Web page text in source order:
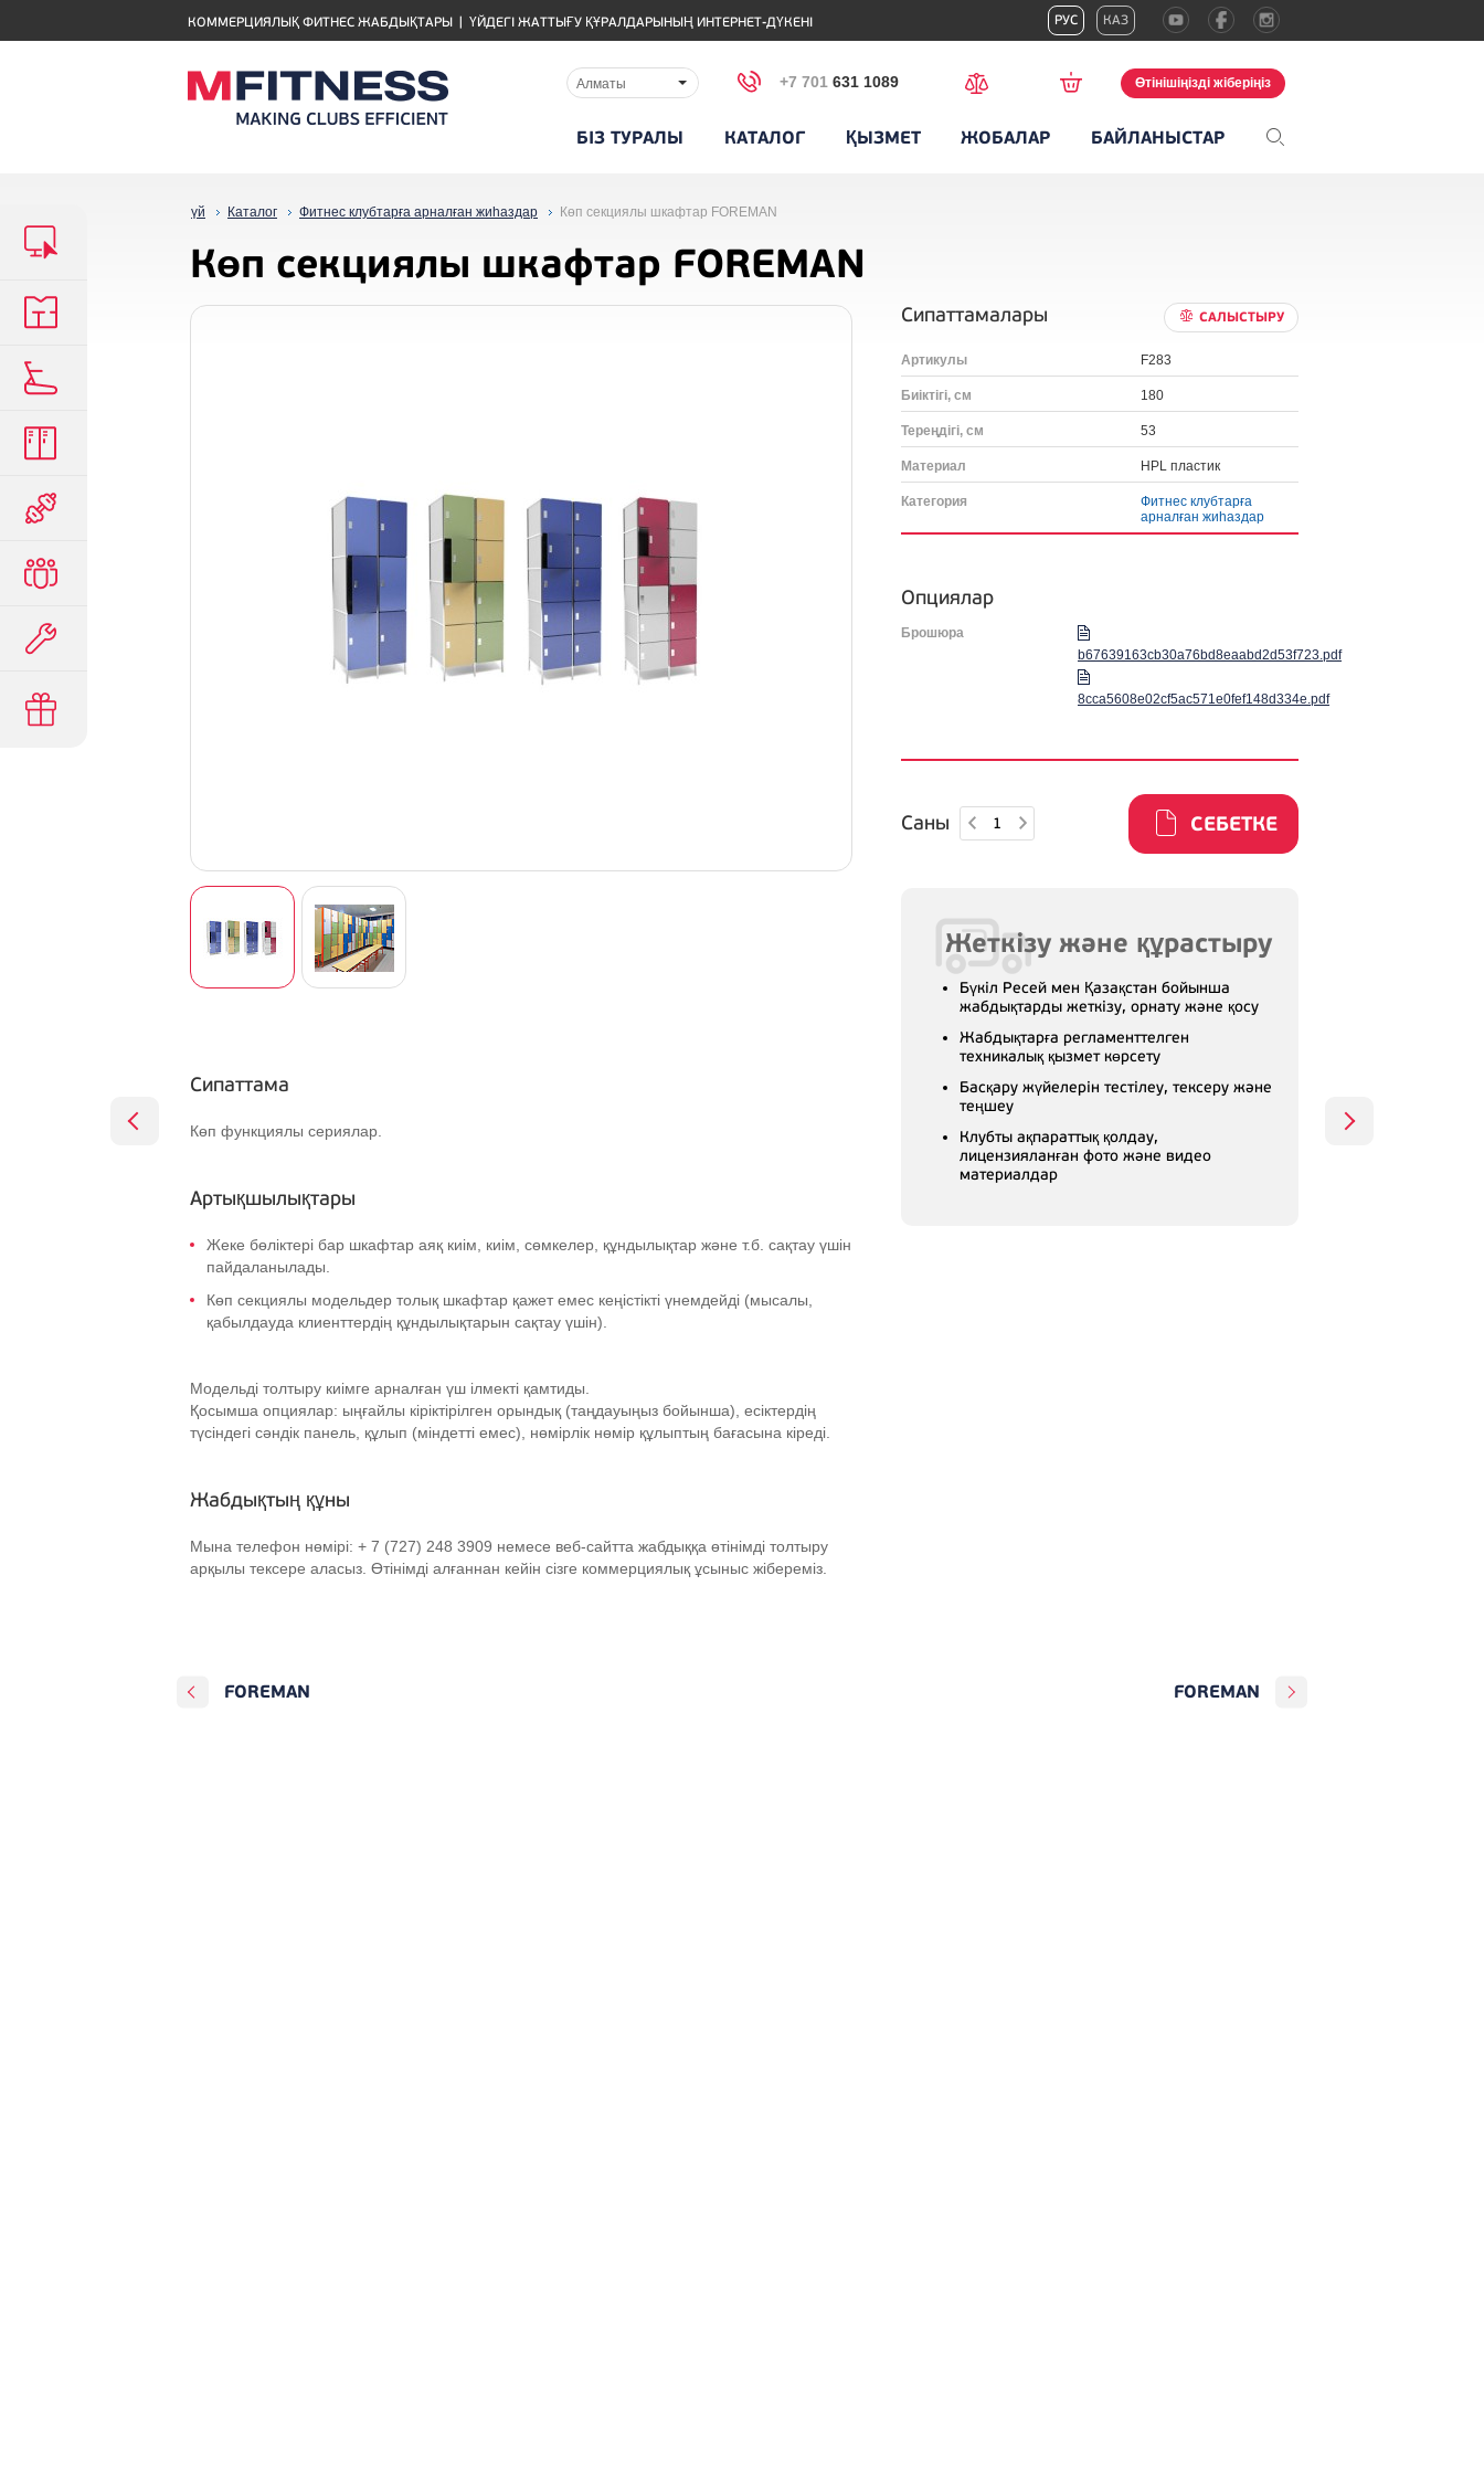
КОММЕРЦИЯЛЫҚ ФИТНЕС ЖАБДЫҚТАРЫ ҮЙДЕГІ ЖАТТЫҒУ ҚҰРАЛДАРЫНЫҢ ИНТЕРНЕТ-ДҮКЕНІ РУС КАЗ
Алматы +7 701 631 1089 Өтінішіңізді жіберіңіз
БІЗ ТУРАЛЫ КАТАЛОГ ҚЫЗМЕТ ЖОБАЛАР БАЙЛАНЫСТАР
үй Каталог Фитнес клубтарға арналған жиһаздар Көп секциялы шкафтар FOREMAN
Көп секциялы шкафтар FOREMAN
Сипаттамалары САЛЫСТЫРУ
Артикулы F283
Биіктігі, см 180
Тереңдігі, см 53
Материал HPL пластик
Категория
Фитнес клубтарға
арналған жиһаздар
Опциялар
Брошюра
b67639163cb30a76bd8eaabd2d53f723.pdf
8cca5608e02cf5ac571e0fef148d334e.pdf
Саны СЕБЕТКЕ
Жеткізу және құрастыру
Бүкіл Ресей мен Қазақстан бойынша
жабдықтарды жеткізу, орнату және қосу
Жабдықтарға регламенттелген
техникалық қызмет көрсету
Басқару жүйелерін тестілеу, тексеру және
теңшеу
Клубты ақпараттық қолдау,
лицензияланған фото және видео
материалдар
Сипаттама
Көп функциялы сериялар.
Артықшылықтары
Жеке бөліктері бар шкафтар аяқ киім, киім, сөмкелер, құндылықтар және т.б. сақтау үшін
пайдаланылады.
Көп секциялы модельдер толық шкафтар қажет емес кеңістікті үнемдейді (мысалы,
қабылдауда клиенттердің құндылықтарын сақтау үшін).
Модельді толтыру киімге арналған үш ілмекті қамтиды.
Қосымша опциялар: ыңғайлы кіріктірілген орындық (таңдауыңыз бойынша), есіктердің
түсіндегі сәндік панель, құлып (міндетті емес), нөмірлік нөмір құлыптың бағасына кіреді.
Жабдықтың құны
Мына телефон нөмірі: + 7 (727) 248 3909 немесе веб-сайтта жабдыққа өтінімді толтыру
арқылы тексере аласыз. Өтінімді алғаннан кейін сізге коммерциялық ұсыныс жібереміз.
FOREMAN FOREMAN